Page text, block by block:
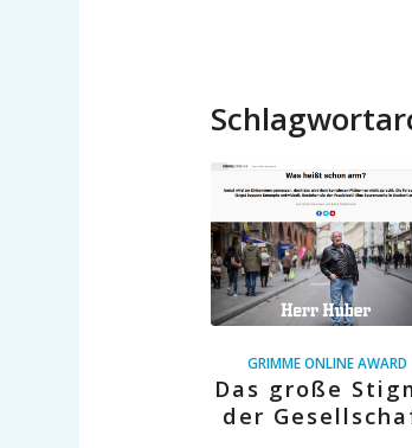
GRIMME ONLINE AWARD
Das große
der